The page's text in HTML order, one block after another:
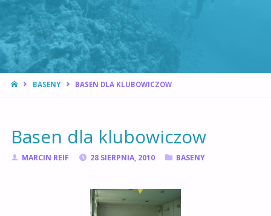
STRONA
BASENY BASEN DLA KLUBOWICZOW
Basen dla klubowiczow
MARCIN REIF 28 SIERPNIA, 2010 BASENY